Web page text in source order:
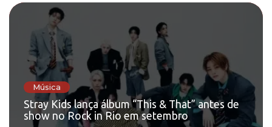
Música
Stray Kids lança álbum “This & That” antes de
show no Rock in Rio em setembro